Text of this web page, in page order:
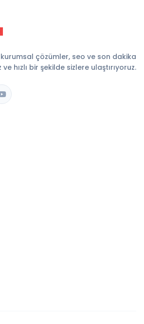
çözümler, seo ve son dakika
hızlı bir şekilde sizlere ulaştırıyoruz.